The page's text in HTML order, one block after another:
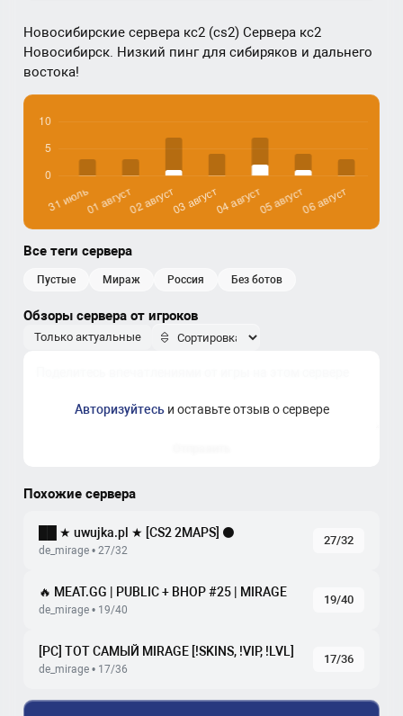
Новосибирские сервера кс2 (cs2) Сервера кс2
Новосибирск. Низкий пинг для сибиряков и дальнего
востока!
Все теги сервера
пустые мираж россия без ботов
Обзоры сервера от игроков
Только актуальные
Авторизуйтесьи оставьте отзыв о сервере
Похожие сервера
██ ★ uwujka.pl ★ [CS2 2MAPS] ⚫
de_mirage • 27/32
27/32
🔥 MEAT.GG | PUBLIC + BHOP #25 | MIRAGE
de_mirage • 19/40
19/40
[РС] ТОТ САМЫЙ MIRAGE [!SKINS, !VIP, !LVL]
de_mirage • 17/36
17/36